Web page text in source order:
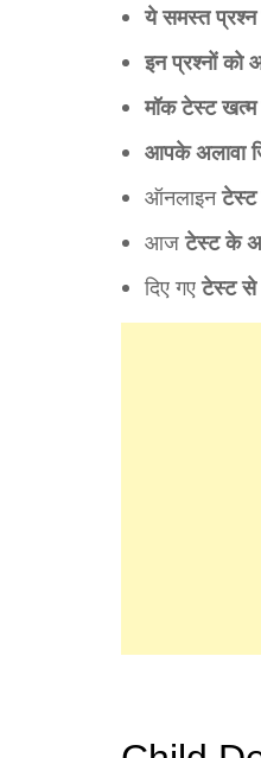
ये समस्त प्रश्न
इन प्रश्नों को
मॉक टेस्ट
आपके अलावा
ऑनलाइनटेस्ट
आजटेस्ट के
दिए गएटेस्ट से